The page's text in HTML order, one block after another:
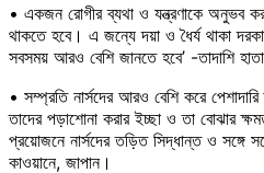
• একজন রোগীর ব্যথা ও যন্ত্রণাকে অনুভব
থাকতে হবে। এ জন্যে দয়া ও ধৈর্য থাকা
সবসময় আরও বেশি জানতে হবে’ -তাদাশি
• সম্প্রতি নার্সদের আরও বেশি করে
তাদের পড়াশোনা করার ইচ্ছা ও তা বোঝার
প্রয়োজনে নার্সদের তড়িত সিদ্ধান্ত ও সঙ্গে
কাওয়ানে, জাপান।